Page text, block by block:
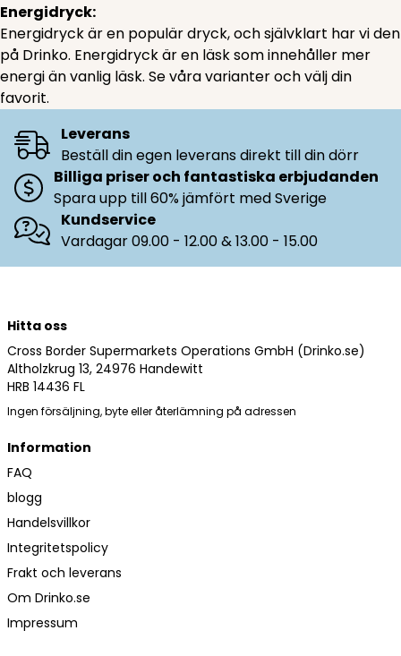
Energidryck:
Energidryck är en populär dryck, och självklart har vi den
på Drinko. Energidryck är en läsk som innehåller mer
energi än vanlig läsk. Se våra varianter och välj din
favorit.
Leverans
Beställ din egen leverans direkt till din dörr
Billiga priser och fantastiska erbjudanden
Spara upp till 60% jämfört med Sverige
Kundservice
Vardagar 09.00 - 12.00 & 13.00 - 15.00
Hitta oss
Cross Border Supermarkets Operations GmbH (Drinko.se)
Altholzkrug 13, 24976 Handewitt
HRB 14436 FL
Ingen försäljning, byte eller återlämning på adressen
Information
FAQ
blogg
Handelsvillkor
Integritetspolicy
Frakt och leverans
Om Drinko.se
Impressum